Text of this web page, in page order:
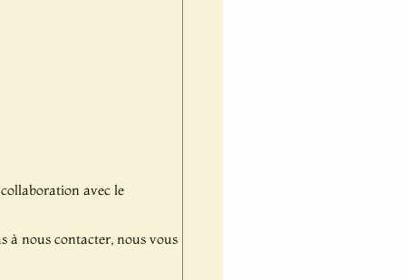
avec le
à nous contacter, nous vous